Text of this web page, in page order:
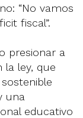
“No vamos
fiscal”.
presionar a
la ley, que
una
educativo